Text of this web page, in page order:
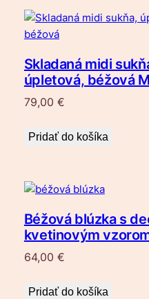
Skladaná midi
úpletová, béžová
79,00 €
Pridať do košíka
Béžová blúzka s
kvetinovým
64,00 €
Pridať do košíka